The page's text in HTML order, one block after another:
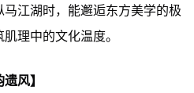
江湖时，能邂逅东方美学的极
理中的文化温度。
风】